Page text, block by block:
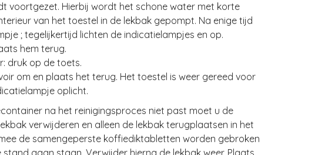
voortgezet. Hierbij wordt het schone water met korte
van het toestel in de lekbak gepompt. Na enige tijd
; tegelijkertijd lichten de indicatielampjes en op.
hem terug.
druk op de toets.
om en plaats het terug. Het toestel is weer gereed voor
oplicht.
na het reinigingsproces niet past moet u de
verwijderen en alleen de lekbak terugplaatsen in het
de samengeperste koffiediktabletten worden gebroken